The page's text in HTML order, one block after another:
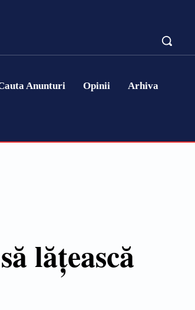
Anunturi Opinii Arhiva
lățească